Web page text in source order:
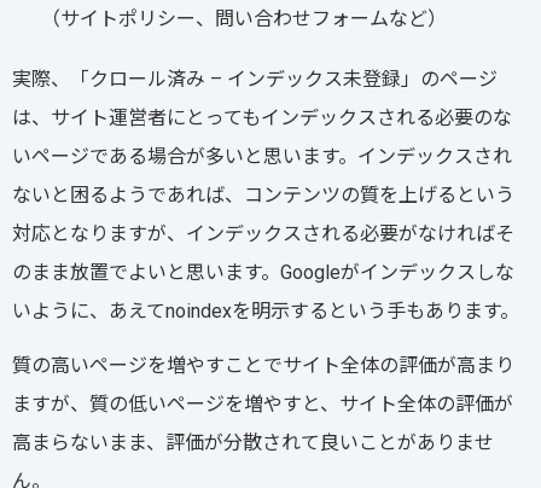
（サイトポリシー、問い合わせフォームなど）
実際、「クロール済み – インデックス未登録」のページ
は、サイト運営者にとってもインデックスされる必要のな
いページである場合が多いと思います。インデックスされ
ないと困るようであれば、コンテンツの質を上げるという
対応となりますが、インデックスされる必要がなければそ
のまま放置でよいと思います。Googleがインデックスしな
いように、あえてnoindexを明示するという手もあります。
質の高いページを増やすことでサイト全体の評価が高まり
ますが、質の低いページを増やすと、サイト全体の評価が
高まらないまま、評価が分散されて良いことがありませ
ん。